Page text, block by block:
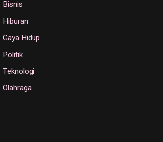
Bisnis
Hiburan
Gaya Hidup
Politik
Teknologi
Olahraga